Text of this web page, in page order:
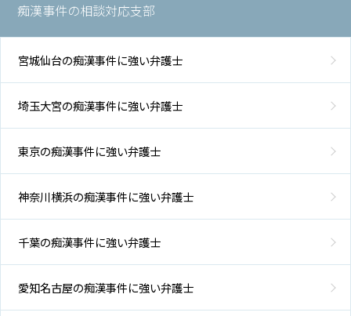
痴漢事件の相談対応支部
宮城仙台の痴漢事件に強い弁護士
埼玉大宮の痴漢事件に強い弁護士
東京の痴漢事件に強い弁護士
神奈川横浜の痴漢事件に強い弁護士
千葉の痴漢事件に強い弁護士
愛知名古屋の痴漢事件に強い弁護士